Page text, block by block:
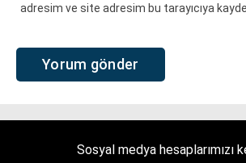
adresim ve site adresim bu tarayıcıya
Sosyal medya hesaplarımızı